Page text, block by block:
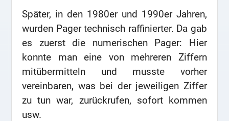
Später, in den 1980er und 1990er Jahren,
wurden Pager technisch raffinierter. Da gab
es zuerst die numerischen Pager: Hier
konnte man eine von mehreren Ziffern
mitübermitteln und musste vorher
vereinbaren, was bei der jeweiligen Ziffer
zu tun war, zurückrufen, sofort kommen
usw.